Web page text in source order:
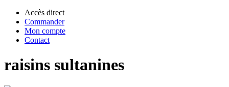
Accès direct
Commander
Mon compte
Contact
raisins sultanines